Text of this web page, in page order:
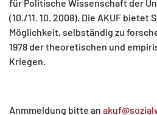
für Politische Wissenschaft der
(10./11. 10. 2008). Die AKUF bietet
Möglichkeit, selbständig zu
1978 der theoretischen und
Kriegen.
Anmmeldung bitte an